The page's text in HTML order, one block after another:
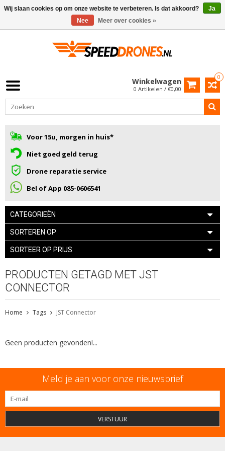
0
Winkelwagen
0 Artikelen / €0,00
Voor 15u, morgen in huis*
Niet goed geld terug
Drone reparatie service
Bel of App 085-0606541
CATEGORIEËN
SORTEREN OP
SORTEER OP PRIJS
PRODUCTEN GETAGD MET JST
CONNECTOR
Home Tags JST Connector
Geen producten gevonden!...
Meld je aan voor onze nieuwsbrief
VERSTUUR
Wij slaan cookies op om onze website te verbeteren. Is dat akkoord?
Ja
Nee
Meer over cookies »